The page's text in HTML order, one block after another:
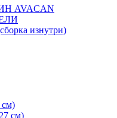
AVACAN
изнутри)
см)